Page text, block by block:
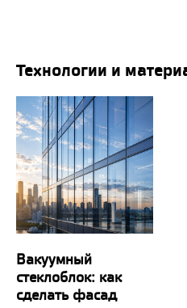
Технологии и
Вакуумный
стеклоблок: как
сделать фасад